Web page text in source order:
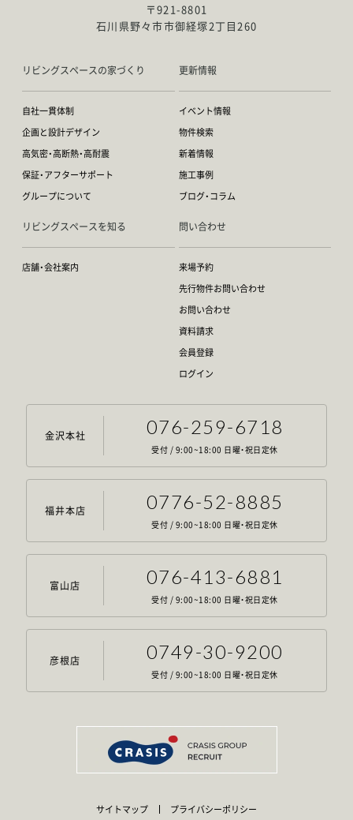
〒921-8801
石川県野々市市御経塚2丁目260
リビングスペースの家づくり
自社一貫体制
企画と設計デザイン
高気密・高断熱・高耐震
保証・アフターサポート
グループについて
更新情報
イベント情報
物件検索
新着情報
施工事例
ブログ・コラム
リビングスペースを知る
店舗・会社案内
問い合わせ
来場予約
先行物件お問い合わせ
お問い合わせ
資料請求
会員登録
ログイン
金沢本社 076-259-6718
受付 / 9:00~18:00 日曜・祝日定休
福井本店 0776-52-8885
受付 / 9:00~18:00 日曜・祝日定休
富山店 076-413-6881
受付 / 9:00~18:00 日曜・祝日定休
彦根店 0749-30-9200
受付 / 9:00~18:00 日曜・祝日定休
サイトマップ プライバシーポリシー